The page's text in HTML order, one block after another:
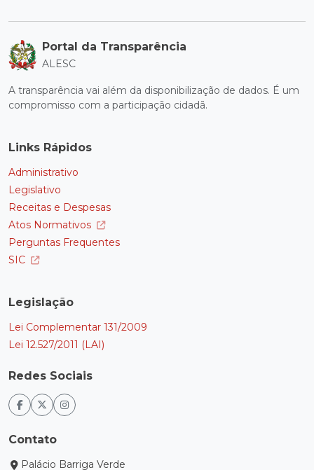
Portal da Transparência
ALESC
A transparência vai além da disponibilização de dados. É um
compromisso com a participação cidadã.
Links Rápidos
Administrativo
Legislativo
Receitas e Despesas
Atos Normativos
Perguntas Frequentes
SIC
Legislação
Lei Complementar 131/2009
Lei 12.527/2011 (LAI)
Redes Sociais
Contato
Palácio Barriga Verde